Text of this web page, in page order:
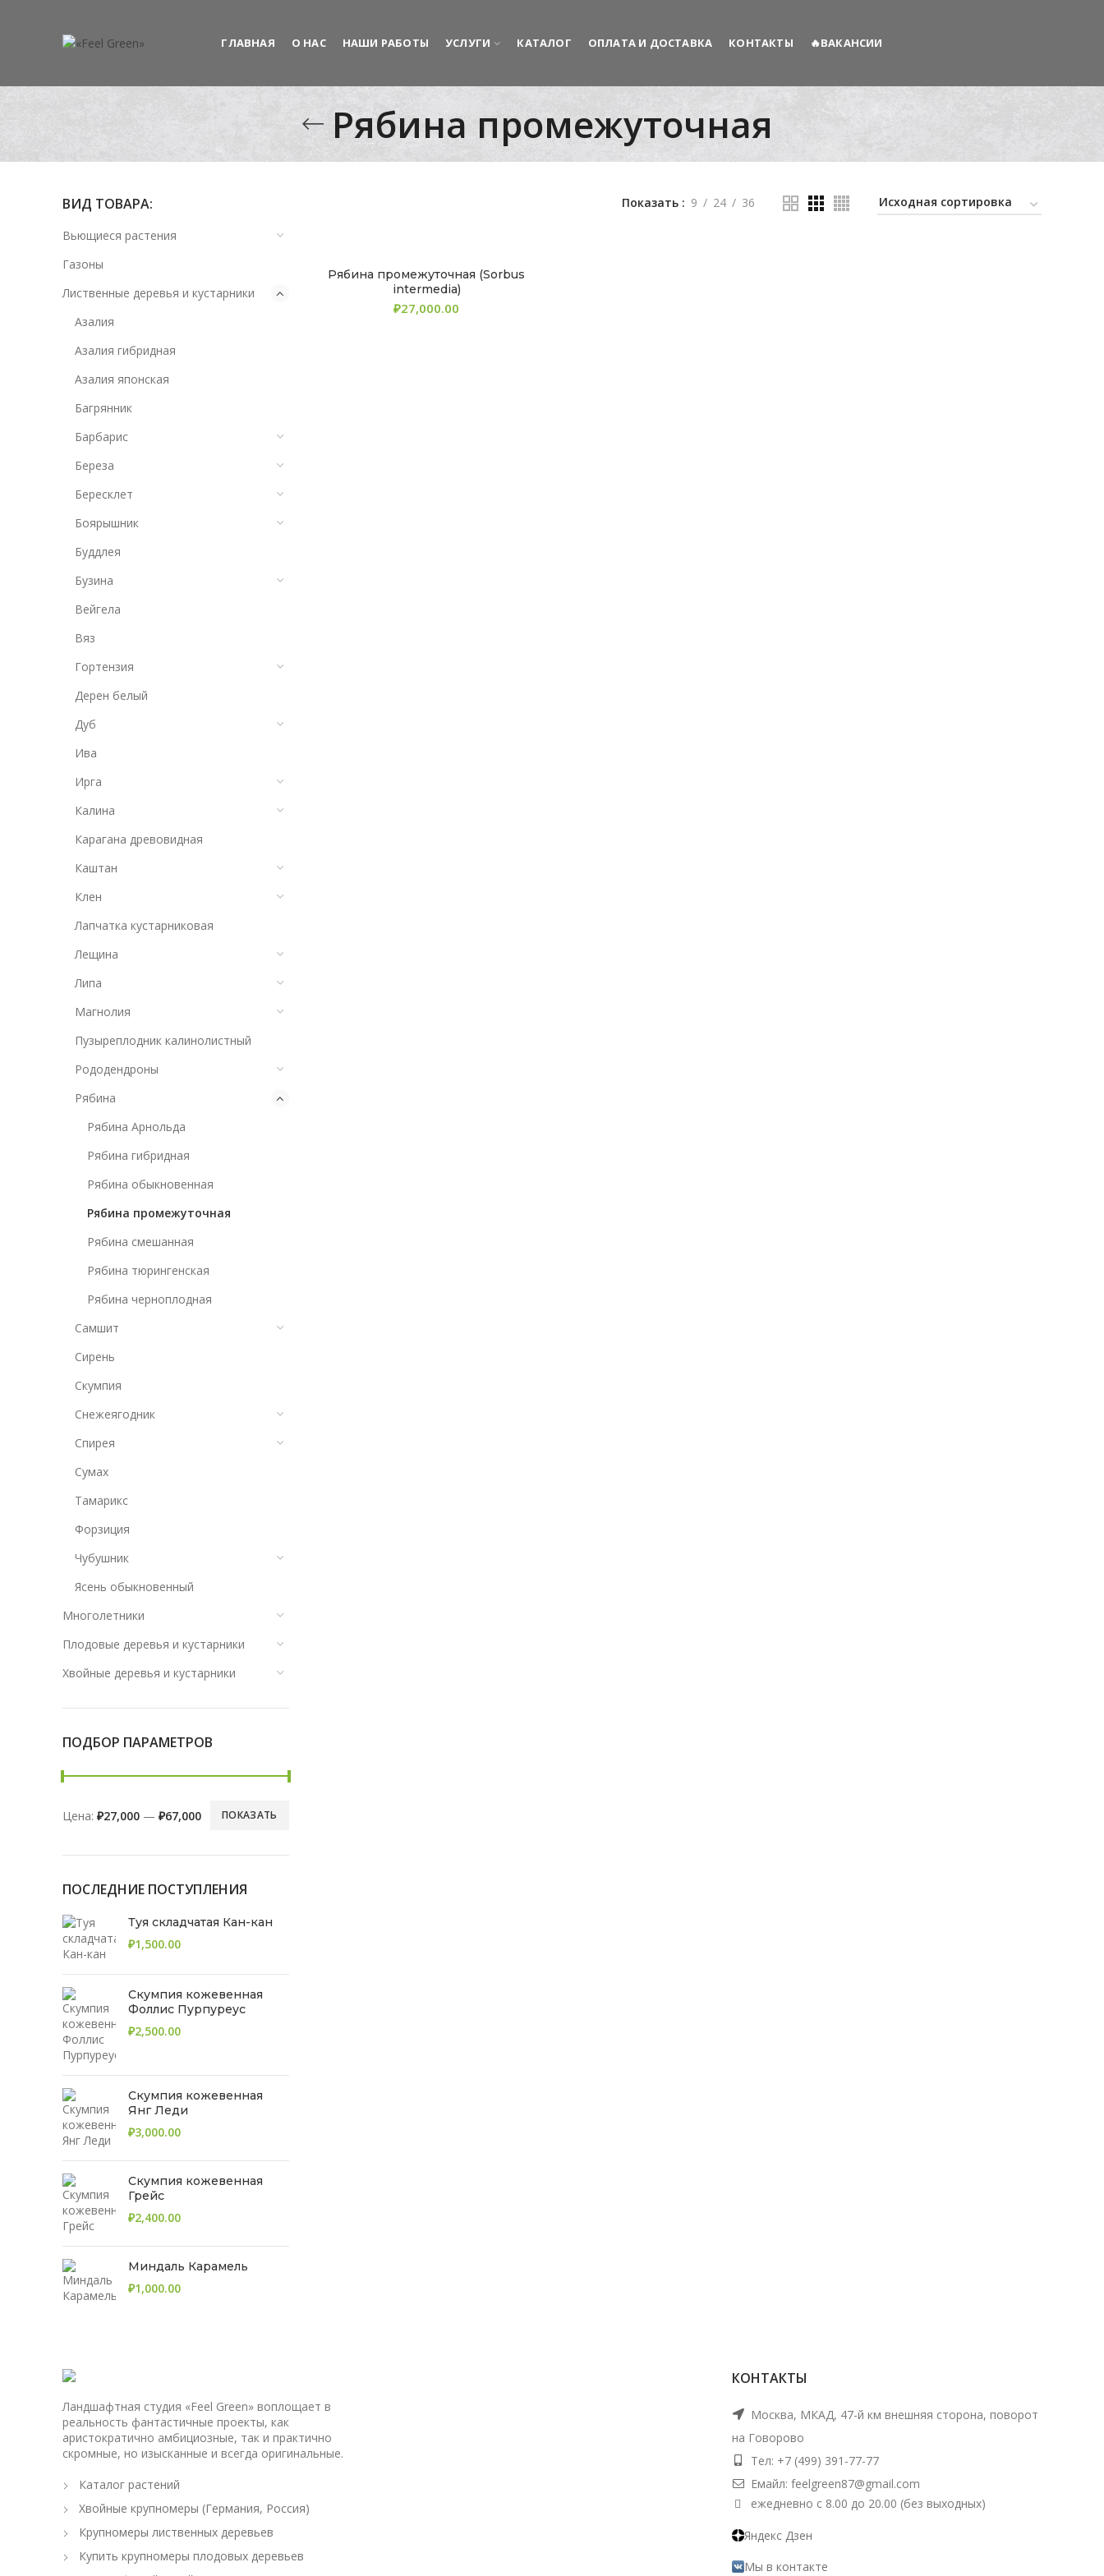
ГЛАВНАЯ О НАС НАШИ РАБОТЫ УСЛУГИ КАТАЛОГ ОПЛАТА И ДОСТАВКА КОНТАКТЫ 🔥ВАКАНСИИ
Рябина промежуточная
ВИД ТОВАРА:
Вьющиеся растения
Газоны
Лиственные деревья и кустарники
Азалия
Азалия гибридная
Азалия японская
Багрянник
Барбарис
Береза
Бересклет
Боярышник
Буддлея
Бузина
Вейгела
Вяз
Гортензия
Дерен белый
Дуб
Ива
Ирга
Калина
Карагана древовидная
Каштан
Клен
Лапчатка кустарниковая
Лещина
Липа
Магнолия
Пузыреплодник калинолистный
Рододендроны
Рябина
Рябина Арнольда
Рябина гибридная
Рябина обыкновенная
Рябина промежуточная
Рябина смешанная
Рябина тюрингенская
Рябина черноплодная
Самшит
Сирень
Скумпия
Снежеягодник
Спирея
Сумах
Тамарикс
Форзиция
Чубушник
Ясень обыкновенный
Многолетники
Плодовые деревья и кустарники
Хвойные деревья и кустарники
ПОДБОР ПАРАМЕТРОВ
ПОКАЗАТЬ
Цена: ₽27,000 — ₽67,000
ПОСЛЕДНИЕ ПОСТУПЛЕНИЯ
Туя складчатая Кан-кан
₽
Скумпия кожевенная
Фоллис Пурпуреус
₽
Скумпия кожевенная
Янг Леди
₽
Скумпия кожевенная
Грейс
₽
Миндаль Карамель
₽
Показать 9 24 36
Рябина промежуточная (Sorbus
intermedia)
₽
Ландшафтная студия «Feel Green» воплощает в
реальность фантастичные проекты, как
аристократично амбициозные, так и практично
скромные, но изысканные и всегда оригинальные.
Каталог растений
Хвойные крупномеры (Германия, Россия)
Крупномеры лиственных деревьев
Купить крупномеры плодовых деревьев
КОНТАКТЫ
Москва, МКАД, 47-й км внешняя сторона, поворот
на Говорово
Тел: +7 (499) 391-77-77
Емайл: feelgreen87@gmail.com
ежедневно с 8.00 до 20.00 (без выходных)
Яндекс Дзен
Мы в контакте